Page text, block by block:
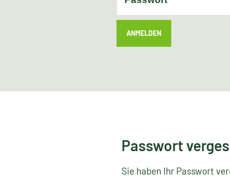
ANMELDEN
Passwort
Sie haben Ihr Passwort